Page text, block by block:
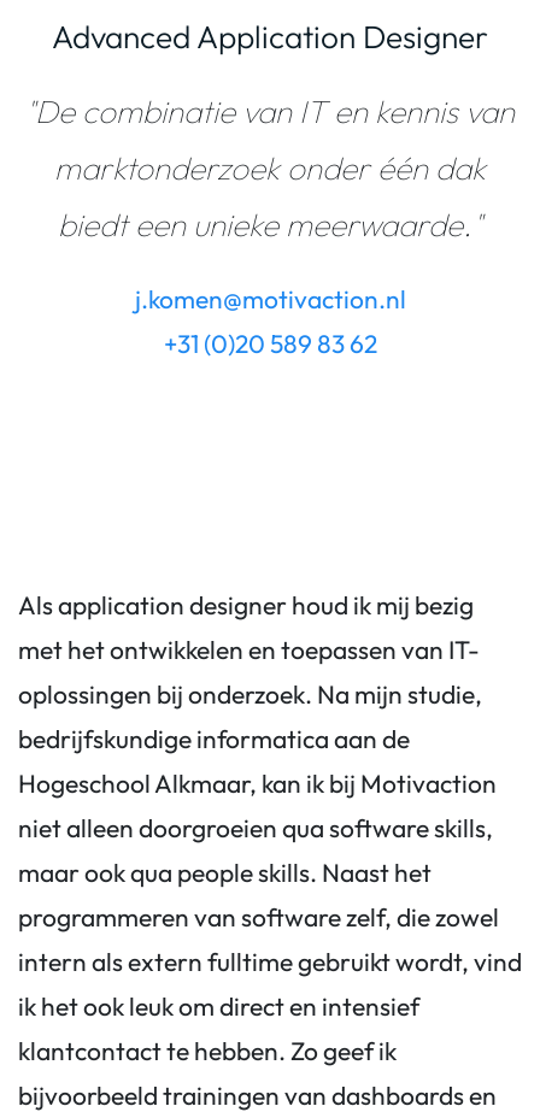
Advanced Application Designer
"De combinatie van IT en kennis van
marktonderzoek onder één dak
biedt een unieke meerwaarde."
j.komen@motivaction.nl
+31 (0)20 589 83 62
Als application designer houd ik mij bezig
met het ontwikkelen en toepassen van IT-
oplossingen bij onderzoek. Na mijn studie,
bedrijfskundige informatica aan de
Hogeschool Alkmaar, kan ik bij Motivaction
niet alleen doorgroeien qua software skills,
maar ook qua people skills. Naast het
programmeren van software zelf, die zowel
intern als extern fulltime gebruikt wordt, vind
ik het ook leuk om direct en intensief
klantcontact te hebben. Zo geef ik
bijvoorbeeld trainingen van dashboards en